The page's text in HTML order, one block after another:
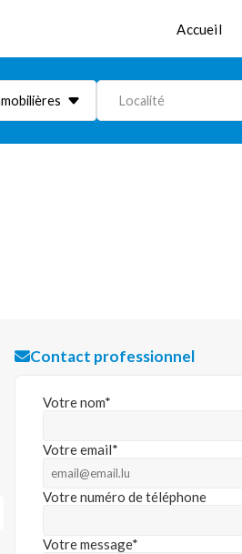
Accueil
Localité
Contact professionnel
Votre nom*
Votre email*
Votre numéro de téléphone
Votre message*